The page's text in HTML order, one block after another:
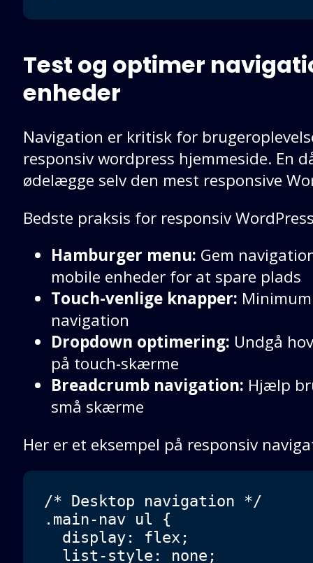
Test og optimer
enheder
Navigation er kritisk for
responsiv wordpress hjemmeside. En
ødelægge selv den mest responsive
Bedste praksis for responsiv
Hamburger menu: Gem
mobile enheder for at spare plads
Touch-venlige knapper:
navigation
Dropdown optimering: Undgå
på touch-skærme
Breadcrumb navigation: Hjælp
små skærme
Her er et eksempel på responsiv
/* Desktop navigation */
.main-nav ul {
  display: flex;
  list-style: none;